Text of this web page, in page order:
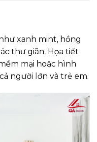
xanh mint, hồng
thư giãn. Họa tiết
mại hoặc hình
người lớn và trẻ em.